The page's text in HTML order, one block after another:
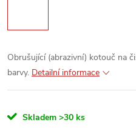
Obrušující (abrazivní) kotouč na
barvy. Detailní informace
Skladem >30 ks